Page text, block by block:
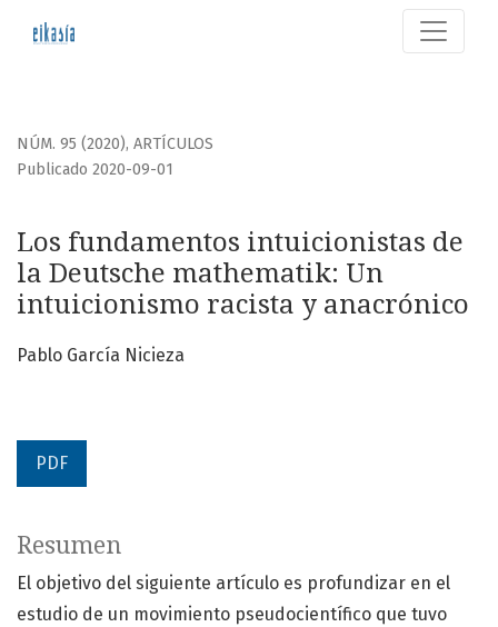
Los fundamentos intuicionistas de la Deutsche
NÚM. 95 (2020), ARTÍCULOS
Los fundamentos intuicionistas de
la Deutsche mathematik: Un
intuicionismo racista y anacrónico
Publicado 2020-09-01
Pablo García Nicieza
PDF
Resumen
El objetivo del siguiente artículo es profundizar en el
estudio de un movimiento pseudocientífico que tuvo